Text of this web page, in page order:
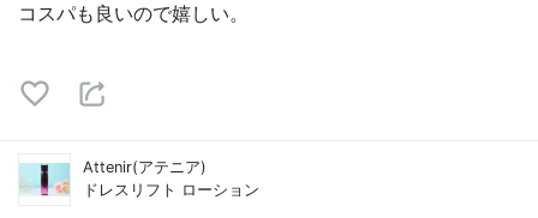
コスパも良いので嬉しい。
Attenir(アテニア)
ドレスリフト ローション